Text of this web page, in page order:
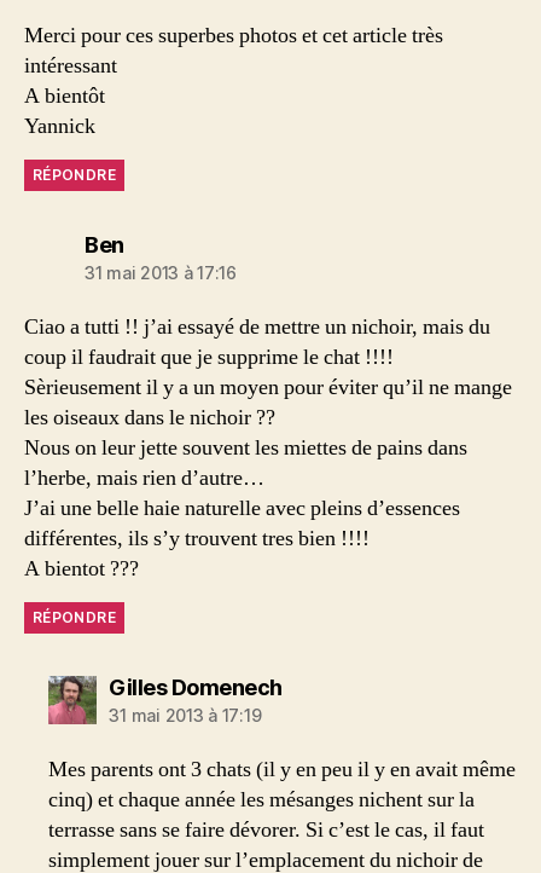
Merci pour ces superbes photos et cet article très
intéressant
A bientôt
Yannick
RÉPONDRE
Bendit :
31 mai 2013 à 17:16
Ciao a tutti !! j’ai essayé de mettre un nichoir, mais du
coup il faudrait que je supprime le chat !!!!
Sèrieusement il y a un moyen pour éviter qu’il ne mange
les oiseaux dans le nichoir ??
Nous on leur jette souvent les miettes de pains dans
l’herbe, mais rien d’autre…
J’ai une belle haie naturelle avec pleins d’essences
différentes, ils s’y trouvent tres bien !!!!
A bientot ???
RÉPONDRE
Gilles Domenechdit :
31 mai 2013 à 17:19
Mes parents ont 3 chats (il y en peu il y en avait même
cinq) et chaque année les mésanges nichent sur la
terrasse sans se faire dévorer. Si c’est le cas, il faut
simplement jouer sur l’emplacement du nichoir de